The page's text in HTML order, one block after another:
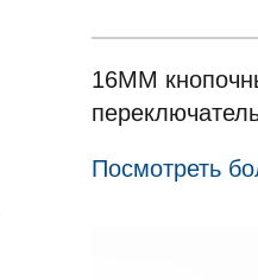
16MM
винтовой
Посмотреть